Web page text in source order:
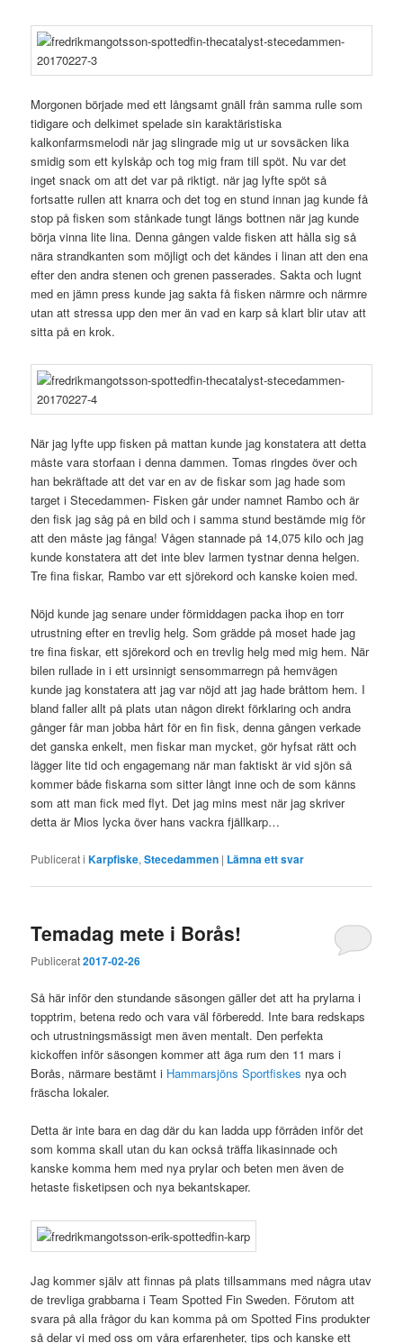
Morgonen började med ett långsamt gnäll från samma rulle som
tidigare och delkimet spelade sin karaktäristiska
kalkonfarmsmelodi när jag slingrade mig ut ur sovsäcken lika
smidig som ett kylskåp och tog mig fram till spöt. Nu var det
inget snack om att det var på riktigt. när jag lyfte spöt så
fortsatte rullen att knarra och det tog en stund innan jag kunde få
stop på fisken som stånkade tungt längs bottnen när jag kunde
börja vinna lite lina. Denna gången valde fisken att hålla sig så
nära strandkanten som möjligt och det kändes i linan att den ena
efter den andra stenen och grenen passerades. Sakta och lugnt
med en jämn press kunde jag sakta få fisken närmre och närmre
utan att stressa upp den mer än vad en karp så klart blir utav att
sitta på en krok.
När jag lyfte upp fisken på mattan kunde jag konstatera att detta
måste vara storfaan i denna dammen. Tomas ringdes över och
han bekräftade att det var en av de fiskar som jag hade som
target i Stecedammen- Fisken går under namnet Rambo och är
den fisk jag såg på en bild och i samma stund bestämde mig för
att den måste jag fånga! Vågen stannade på 14,075 kilo och jag
kunde konstatera att det inte blev larmen tystnar denna helgen.
Tre fina fiskar, Rambo var ett sjörekord och kanske koien med.
Nöjd kunde jag senare under förmiddagen packa ihop en torr
utrustning efter en trevlig helg. Som grädde på moset hade jag
tre fina fiskar, ett sjörekord och en trevlig helg med mig hem. När
bilen rullade in i ett ursinnigt sensommarregn på hemvägen
kunde jag konstatera att jag var nöjd att jag hade bråttom hem. I
bland faller allt på plats utan någon direkt förklaring och andra
gånger får man jobba hårt för en fin fisk, denna gången verkade
det ganska enkelt, men fiskar man mycket, gör hyfsat rätt och
lägger lite tid och engagemang när man faktiskt är vid sjön så
kommer både fiskarna som sitter långt inne och de som känns
som att man fick med flyt. Det jag mins mest när jag skriver
detta är Mios lycka över hans vackra fjällkarp…
Publicerat i Karpfiske,Stecedammen | Lämna ett svar
Temadag mete i Borås!
Publicerat2017-02-26
Så här inför den stundande säsongen gäller det att ha prylarna i
topptrim, betena redo och vara väl förberedd. Inte bara redskaps
och utrustningsmässigt men även mentalt. Den perfekta
kickoffen inför säsongen kommer att äga rum den 11 mars i
Borås, närmare bestämt i Hammarsjöns Sportfiskes nya och
fräscha lokaler.
Detta är inte bara en dag där du kan ladda upp förråden inför det
som komma skall utan du kan också träffa likasinnade och
kanske komma hem med nya prylar och beten men även de
hetaste fisketipsen och nya bekantskaper.
Jag kommer själv att finnas på plats tillsammans med några utav
de trevliga grabbarna i Team Spotted Fin Sweden. Förutom att
svara på alla frågor du kan komma på om Spotted Fins produkter
så delar vi med oss om våra erfarenheter, tips och kanske ett